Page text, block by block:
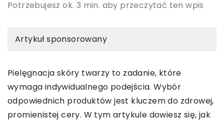
Potrzebujesz ok. 3 min. aby przeczytać ten wpis
Artykuł sponsorowany
Pielęgnacja skóry twarzy to zadanie, które
wymaga indywidualnego podejścia. Wybór
odpowiednich produktów jest kluczem do zdrowej,
promienistej cery. W tym artykule dowiesz się, jak